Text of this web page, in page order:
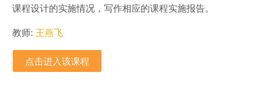
课程设计的实施情况，写作相应的课程实施报告。
教师: 王燕飞
点击进入该课程